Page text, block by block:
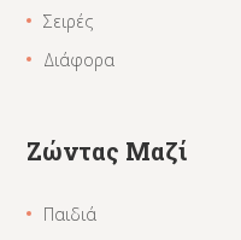
Σειρές
Διάφορα
Ζώντας Μαζί
Παιδιά